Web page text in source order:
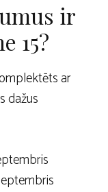
ir
15?
ar
dažus